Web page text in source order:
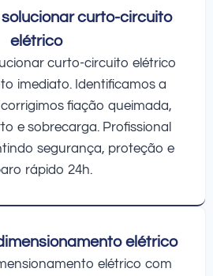
curto-circuito
elétrico
curto-circuito elétrico
imediato. Identificamos a
fiação queimada,
e sobrecarga. Profissional
segurança, proteção e
rápido 24h.
elétrico
elétrico com